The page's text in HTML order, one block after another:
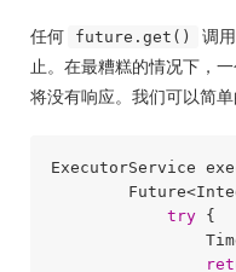
任何 future.get()
调
止。在最糟糕的情况下，
将没有响应。我们可以简
ExecutorService
try {